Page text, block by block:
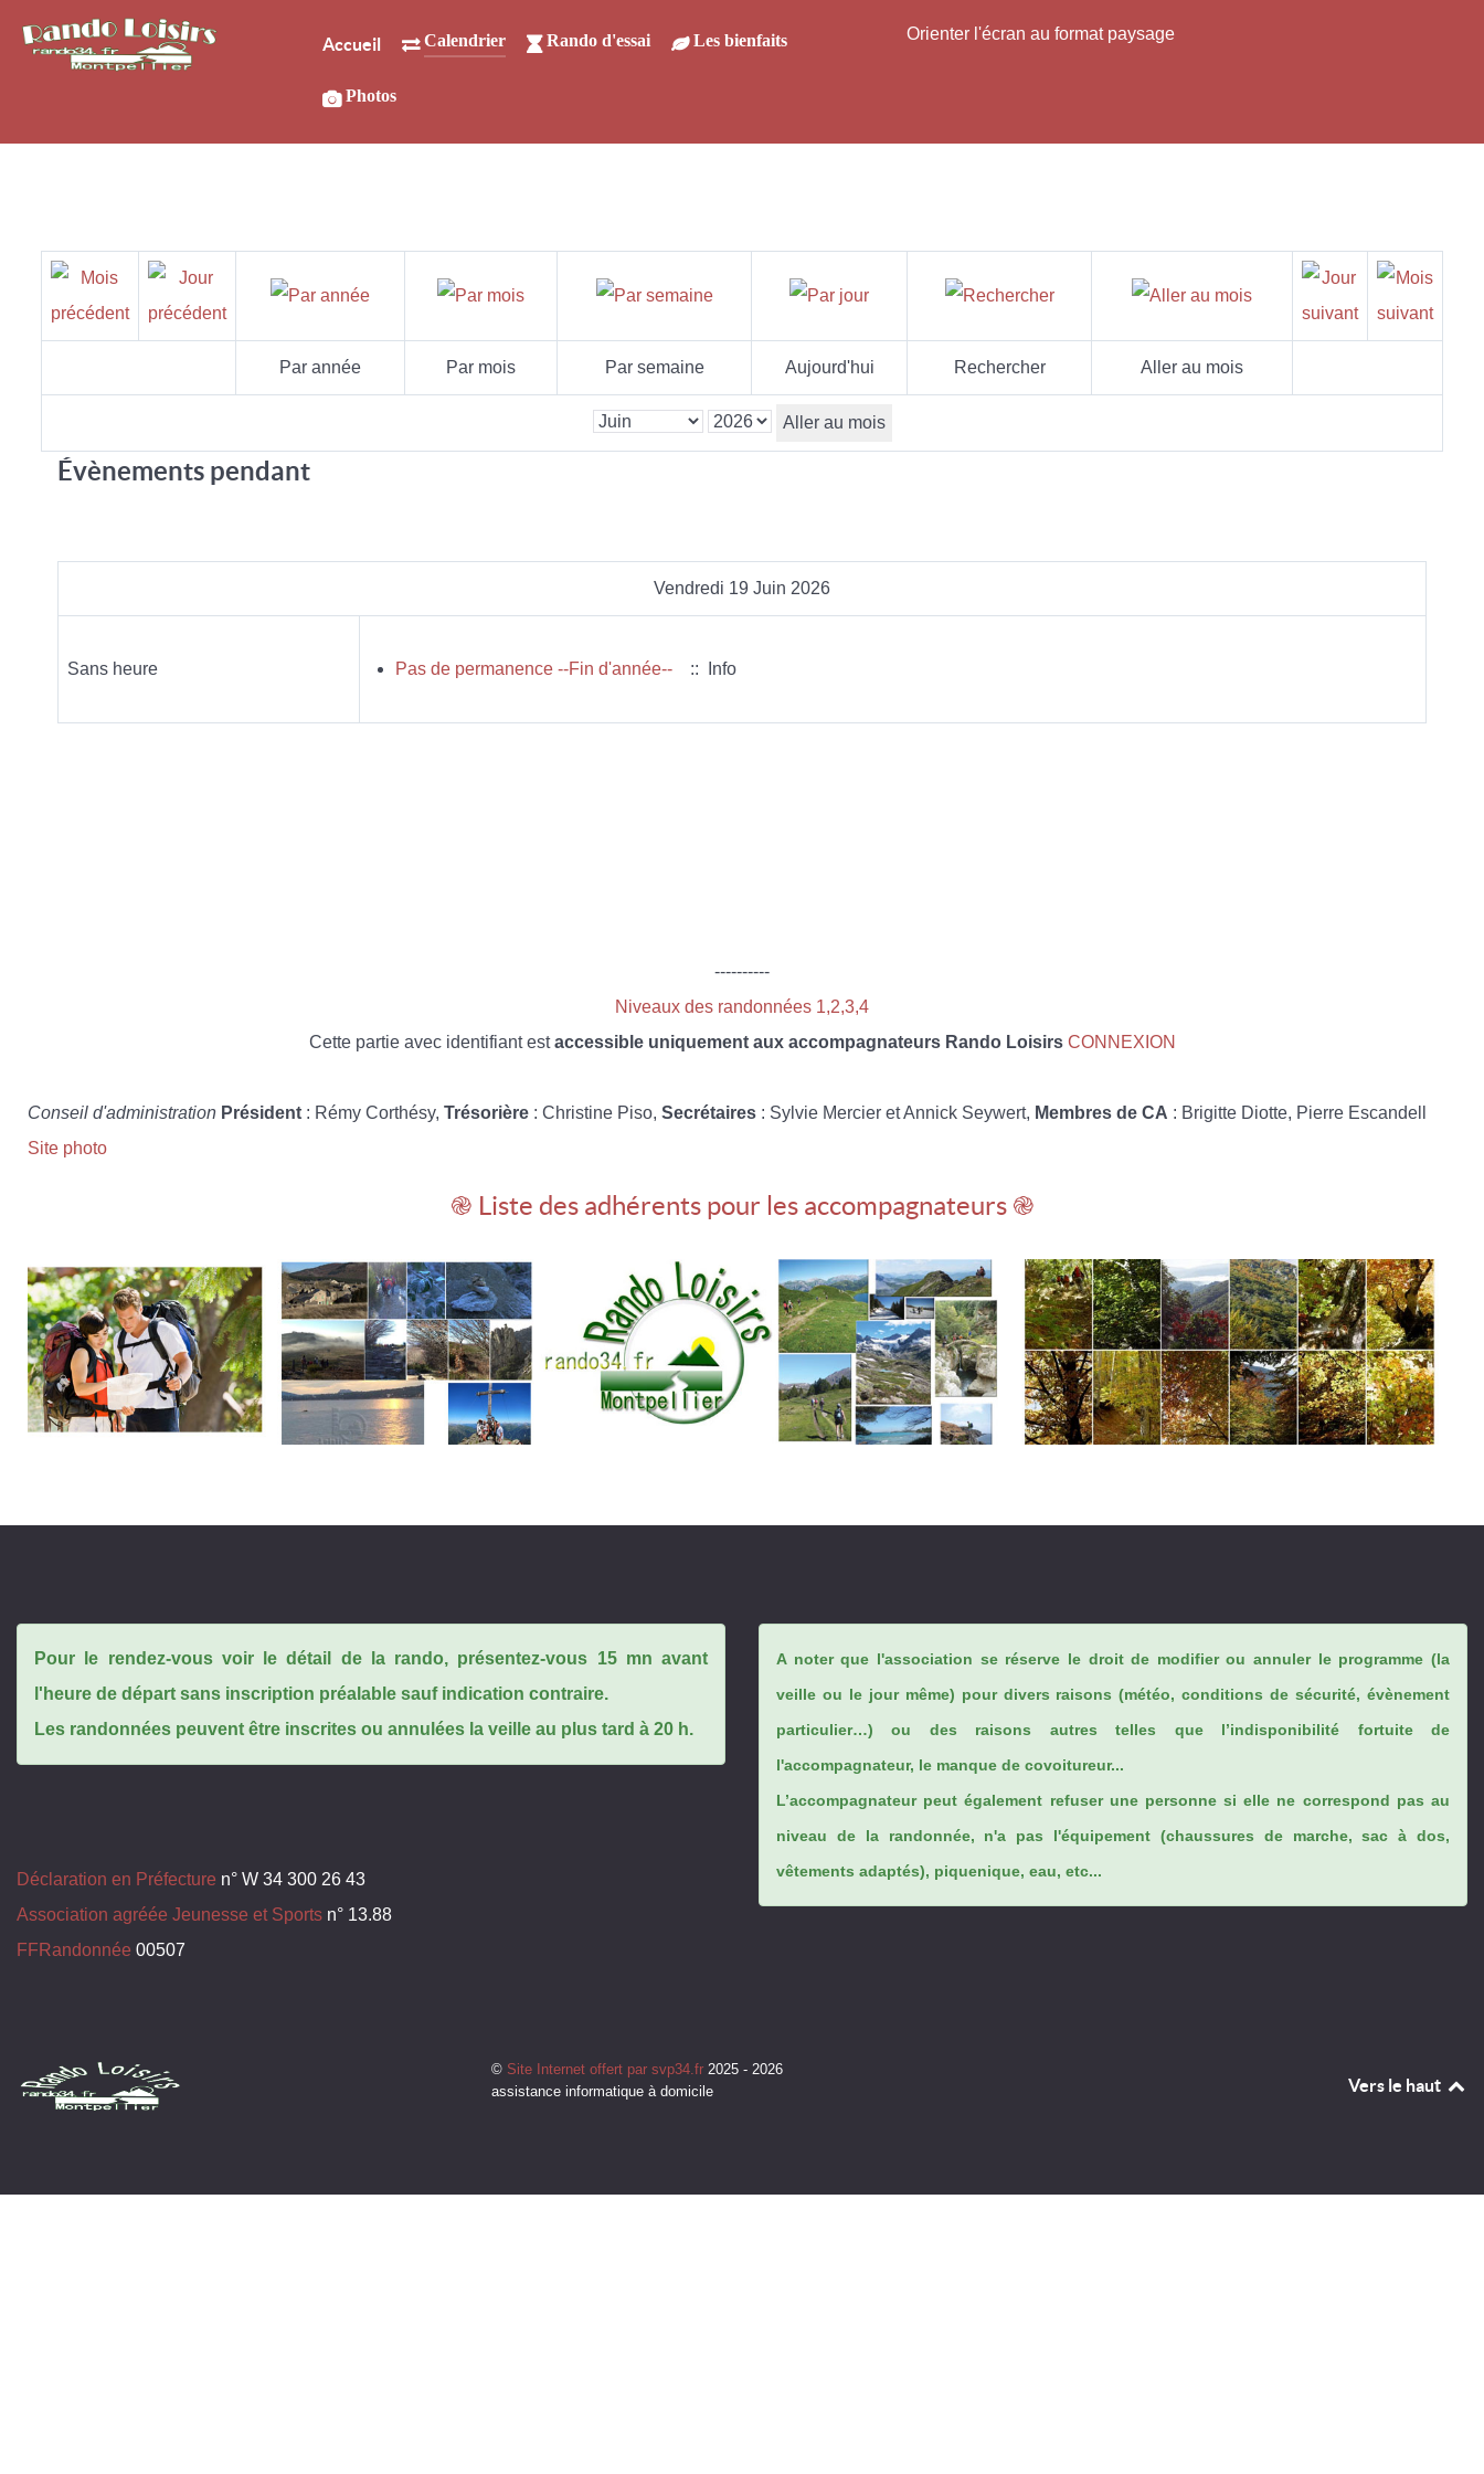
Accueil Calendrier Rando d'essai Les bienfaits
Photos
Orienter l'écran au format paysage
Par année Par mois Par semaine Aujourd'hui Rechercher Aller au mois
Aller au mois
Évènements pendant
Vendredi 19 Juin 2026
Sans heure Pas de permanence --Fin d'année-- :: Info
----------
Niveaux des randonnées 1,2,3,4
Cette partie avec identifiant estaccessible uniquement aux accompagnateurs Rando Loisirs CONNEXION
Conseil d'administration Président : Rémy Corthésy, Trésorière : Christine Piso, Secrétaires : Sylvie Mercier et Annick Seywert, Membres de CA : Brigitte Diotte, Pierre Escandell
Site photo
֎ Liste des adhérents pour les accompagnateurs ֎
Pour le rendez-vous voir le détail de la rando, présentez-vous 15 mn avant
l'heure de départ sans inscription préalable sauf indication contraire.
Les randonnées peuvent être inscrites ou annulées la veille au plus tard à 20 h.
Déclaration en Préfecture n° W 34 300 26 43
Association agréée Jeunesse et Sports n° 13.88
FFRandonnée 00507
A noter que l'association se réserve le droit de modifier ou annuler le programme (la
veille ou le jour même) pour divers raisons (météo, conditions de sécurité, évènement
particulier…) ou des raisons autres telles que l’indisponibilité fortuite de
l'accompagnateur, le manque de covoitureur...
L’accompagnateur peut également refuser une personne si elle ne correspond pas au
niveau de la randonnée, n'a pas l'équipement (chaussures de marche, sac à dos,
vêtements adaptés), piquenique, eau, etc...
© Site Internet offert par svp34.fr2025 - 2026
assistance informatique à domicile
Vers le haut